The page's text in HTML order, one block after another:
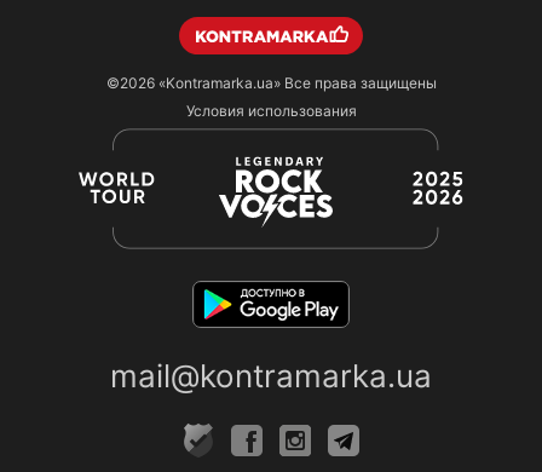
©2026 «Kontramarka.ua»Все права защищены
Условия использования
mail@kontramarka.ua